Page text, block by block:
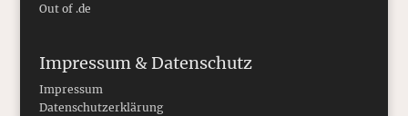
Out of .de
Impressum & Datenschutz
Impressum
Datenschutzerklärung